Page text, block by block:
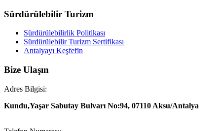
Sürdürülebilir Turizm
Sürdürülebilirlik Politikası
Sürdürülebilir Turizm Sertifikası
Antalyayı Keşfefin
Bize Ulaşın
Adres Bilgisi:
Kundu,Yaşar Sabutay Bulvarı No:94, 07110 Aksu/Antalya